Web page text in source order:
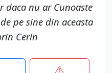
daca nu ar Cunoaste
pe sine din aceasta
Cerin